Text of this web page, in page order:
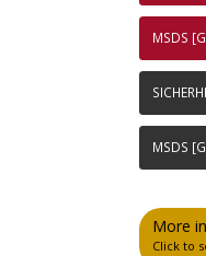
MSDS
MSDS
More
Click to